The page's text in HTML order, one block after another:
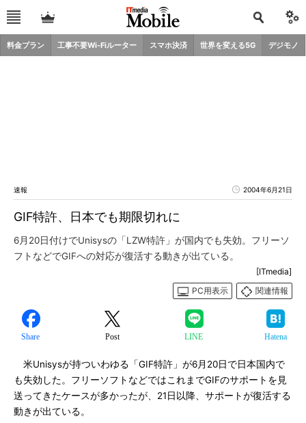
料金プラン 工事不要Wi-Fiルーター スマホ決済 世界を変える5G デジモノ
速報 2004年6月21日
GIF特許、日本でも期限切れに
6月20日付けでUnisysの「LZW特許」が国内でも失効。フリーソ
フトなどでGIFへの対応が復活する動きが出ている。
[ITmedia]
PC用表示
関連情報
Share Post LINE Hatena
米Unisysが持ついわゆる「GIF特許」が6月20日で日本国内で
も失効した。フリーソフトなどではこれまでGIFのサポートを見
送ってきたケースが多かったが、21日以降、サポートが復活する
動きが出ている。